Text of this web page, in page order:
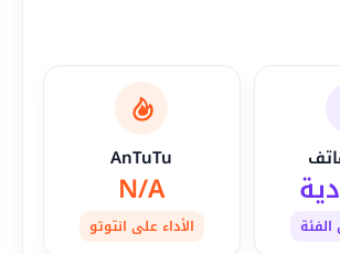
الفئة
AnTuTu
N/A
الأداء على انتوتو